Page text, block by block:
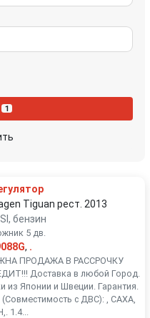
Mercedes-Benz
Opel
Skoda
SsangYong
Suzuki
Volkswagen
1
Tiguan рест. 2013
бензин
5 дв.
, .
ПРОДАЖА В РАССРОЧКУ
Доставка в любой Город.
из Японии и Швеции. Гарантия.
(Совместимость с ДВС): , CAXA,
1.4...